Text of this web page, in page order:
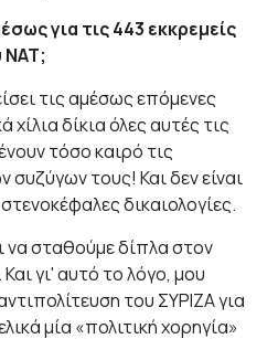
για τις 443 εκκρεμείς
ΝΑΤ;
τις αμέσως επόμενες
δίκια όλες αυτές τις
τόσο καιρό τις
τους! Και δεν είναι
δικαιολογίες.
να σταθούμε δίπλα στον
γι' αυτό το λόγο, μου
του ΣΥΡΙΖΑ για
μία «πολιτική χορηγία»